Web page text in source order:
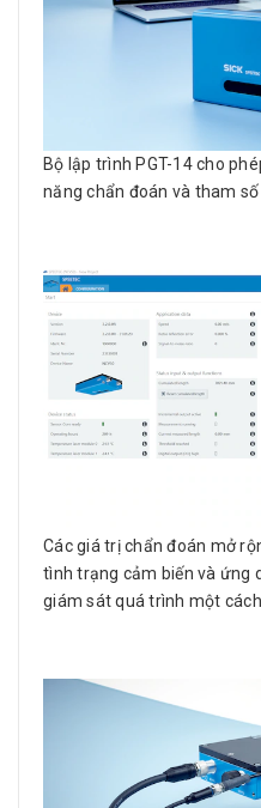
Bộ lập trình PGT-14 cho
năng chẩn đoán và tham số
Các giá trị chẩn đoán mở
tình trạng cảm biến và ứng
giám sát quá trình một